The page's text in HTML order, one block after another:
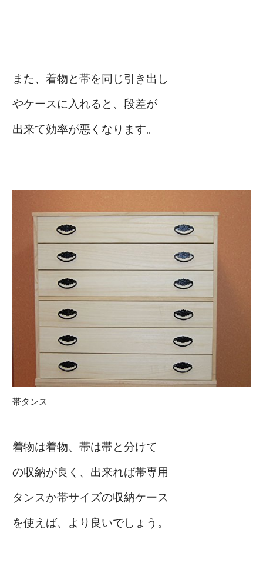
また、着物と帯を同じ引き出し
やケースに入れると、段差が
出来て効率が悪くなります。
帯タンス
着物は着物、帯は帯と分けて
の収納が良く、出来れば帯専用
タンスか帯サイズの収納ケース
を使えば、より良いでしょう。